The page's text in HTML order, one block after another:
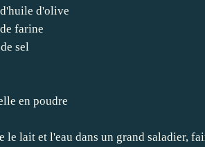
d'olive
farine
sel
en poudre
le lait et l'eau dans un grand saladier,